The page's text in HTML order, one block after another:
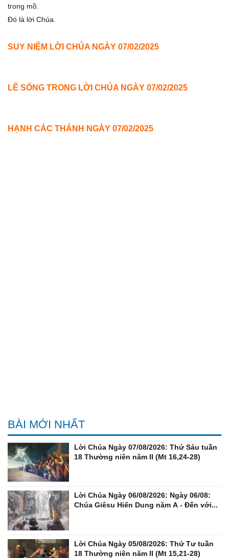
trong mồ.
Ðó là lời Chúa.
SUY NIỆM LỜI CHÚA NGÀY 07/02/2025
LẼ SỐNG TRONG LỜI CHÚA NGÀY 07/02/2025
HẠNH CÁC THÁNH NGÀY 07/02/2025
BÀI MỚI NHẤT
Lời Chúa Ngày 07/08/2026: Thứ Sáu tuần
18 Thường niên năm II (Mt 16,24-28)
Lời Chúa Ngày 06/08/2026: Ngày 06/08:
Chúa Giêsu Hiển Dung năm A - Đến với...
Lời Chúa Ngày 05/08/2026: Thứ Tư tuần
18 Thường niên năm II (Mt 15,21-28)